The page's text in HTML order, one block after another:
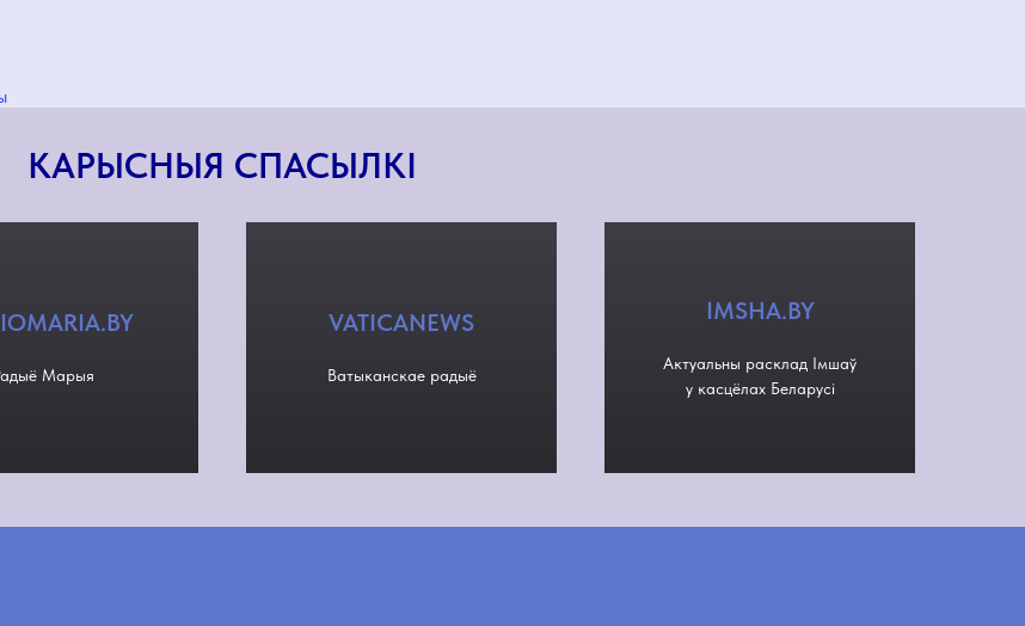
КАРЫСНЫЯ СПАСЫЛКІ
Марыя
VATICANEWS
Ватыканскае радыё
IMSHA.BY
Актуальны расклад Імшаў
у касцёлах Беларусі